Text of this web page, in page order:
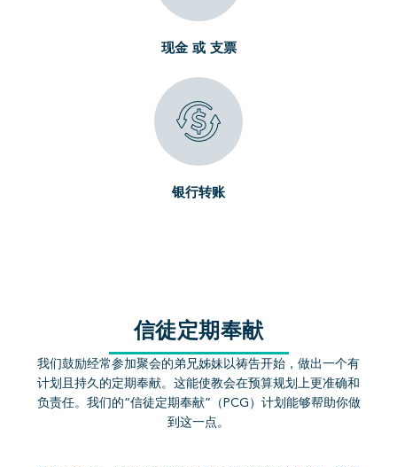
现金 或 支票
银行转账
信徒定期奉献
我们鼓励经常参加聚会的弟兄姊妹以祷告开始，做出一个有
计划且持久的定期奉献。这能使教会在预算规划上更准确和
负责任。我们的“信徒定期奉献”（PCG）计划能够帮助你做
到这一点。